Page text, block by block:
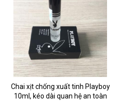
Chai xịt chống xuất tinh Playboy
10ml, kéo dài quan hệ an toàn